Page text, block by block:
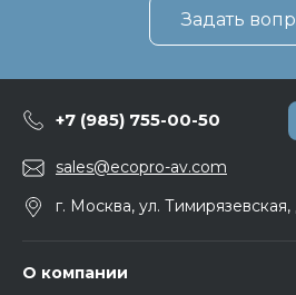
Задать
+7 (985) 755-00-50
sales@ecopro-av.com
г. Москва, ул. Тимирязевская,
О компании